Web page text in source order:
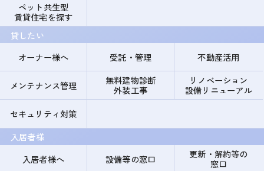
ペット共生型
賃貸住宅を探す
貸したい
オーナー様へ
受託・管理 不動産活用
メンテナンス管理
無料建物診断
外装工事
リノベーション
設備リニューアル
セキュリティ対策
入居者様
入居者様へ
設備等の窓口
更新・解約等の
窓口